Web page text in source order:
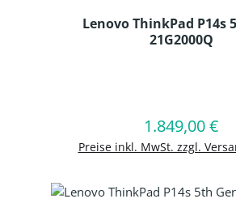
Lenovo ThinkPad P14s
21G2000Q
Regulärer
1.849,00 €
Preise inkl. MwSt. zzgl.
In den Warenkorb